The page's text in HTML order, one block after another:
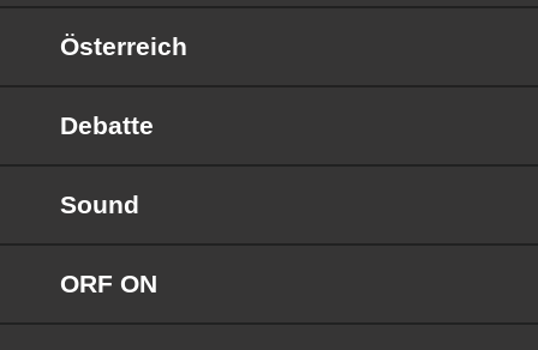
Österreich
Debatte
Sound
ORF ON